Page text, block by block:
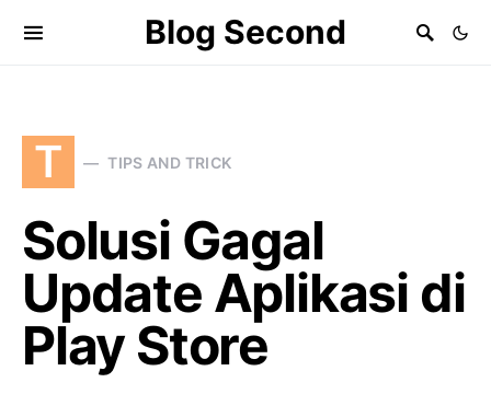
Blog Second
T TIPS AND TRICK
Solusi Gagal
Update Aplikasi di
Play Store